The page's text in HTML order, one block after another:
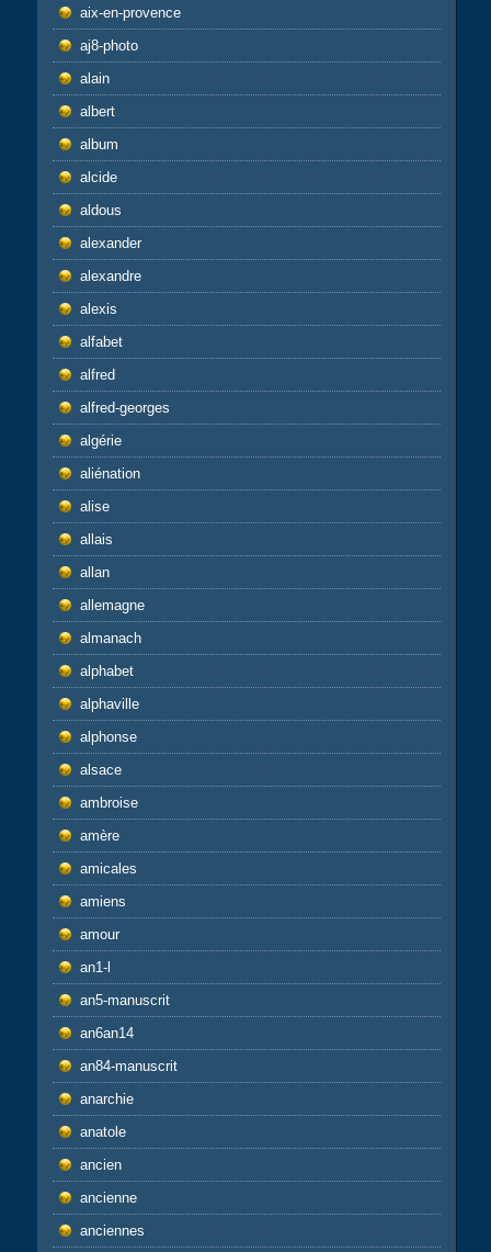
aix-en-provence
aj8-photo
alain
albert
album
alcide
aldous
alexander
alexandre
alexis
alfabet
alfred
alfred-georges
algérie
aliénation
alise
allais
allan
allemagne
almanach
alphabet
alphaville
alphonse
alsace
ambroise
amère
amicales
amiens
amour
an1-l
an5-manuscrit
an6an14
an84-manuscrit
anarchie
anatole
ancien
ancienne
anciennes